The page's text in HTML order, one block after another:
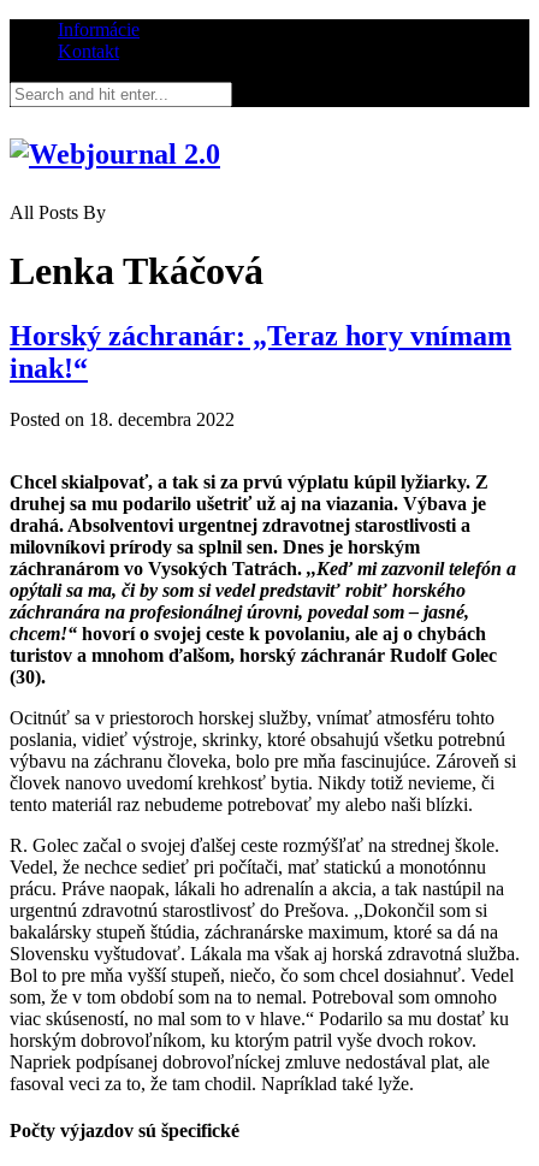
Informácie
Kontakt
All Posts By
Lenka Tkáčová
Horský záchranár: „Teraz hory vnímam
inak!“
Posted on 18. decembra 2022
Chcel skialpovať, a tak si za prvú výplatu kúpil lyžiarky. Z
druhej sa mu podarilo ušetriť už aj na viazania. Výbava je
drahá. Absolventovi urgentnej zdravotnej starostlivosti a
milovníkovi prírody sa splnil sen. Dnes je horským
záchranárom vo Vysokých Tatrách. ,,Keď mi zazvonil telefón a
opýtali sa ma, či by som si vedel predstaviť robiť horského
záchranára na profesionálnej úrovni, povedal som – jasné,
chcem!“ hovorí o svojej ceste k povolaniu, ale aj o chybách
turistov a mnohom ďalšom, horský záchranár Rudolf Golec
(30).
Ocitnúť sa v priestoroch horskej služby, vnímať atmosféru tohto
poslania, vidieť výstroje, skrinky, ktoré obsahujú všetku potrebnú
výbavu na záchranu človeka, bolo pre mňa fascinujúce. Zároveň si
človek nanovo uvedomí krehkosť bytia. Nikdy totiž nevieme, či
tento materiál raz nebudeme potrebovať my alebo naši blízki.
R. Golec začal o svojej ďalšej ceste rozmýšľať na strednej škole.
Vedel, že nechce sedieť pri počítači, mať statickú a monotónnu
prácu. Práve naopak, lákali ho adrenalín a akcia, a tak nastúpil na
urgentnú zdravotnú starostlivosť do Prešova. ,,Dokončil som si
bakalársky stupeň štúdia, záchranárske maximum, ktoré sa dá na
Slovensku vyštudovať. Lákala ma však aj horská zdravotná služba.
Bol to pre mňa vyšší stupeň, niečo, čo som chcel dosiahnuť. Vedel
som, že v tom období som na to nemal. Potreboval som omnoho
viac skúseností, no mal som to v hlave.“ Podarilo sa mu dostať ku
horským dobrovoľníkom, ku ktorým patril vyše dvoch rokov.
Napriek podpísanej dobrovoľníckej zmluve nedostával plat, ale
fasoval veci za to, že tam chodil. Napríklad také lyže.
Počty výjazdov sú špecifické